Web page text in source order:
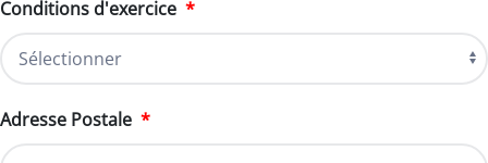
Conditions d'exercice *
Adresse Postale *